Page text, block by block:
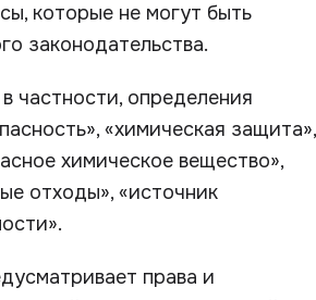
которые не могут быть
законодательства.
частности, определения
«химическая защита»,
химическое вещество»,
отходы», «источник
права и